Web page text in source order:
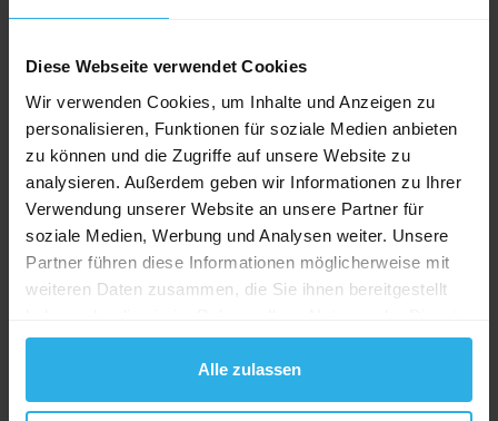
Diese Webseite verwendet Cookies
Wir verwenden Cookies, um Inhalte und Anzeigen zu
personalisieren, Funktionen für soziale Medien anbieten
zu können und die Zugriffe auf unsere Website zu
analysieren. Außerdem geben wir Informationen zu Ihrer
Verwendung unserer Website an unsere Partner für
soziale Medien, Werbung und Analysen weiter. Unsere
Partner führen diese Informationen möglicherweise mit
weiteren Daten zusammen, die Sie ihnen bereitgestellt
gesammelt haben.
Alle zulassen
FACHWISSEN
Sport Marketing: Ein Spielfeld voller
Möglichkeiten – nicht nur für Big Players
13.08.2024
Olympischen Spiele im Jahr 1896 wurden von Kodak
unterstützt. Heutzutage ist Sport ohne Werbung…